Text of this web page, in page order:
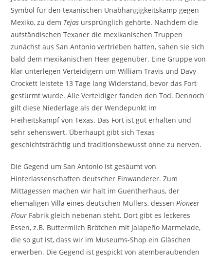
Symbol für den texanischen Unabhängigkeitskamp gegen
Mexiko, zu dem Tejas ursprünglich gehörte. Nachdem die
aufständischen Texaner die mexikanischen Truppen
zunächst aus San Antonio vertrieben hatten, sahen sie sich
bald dem mexikanischen Heer gegenüber. Eine Gruppe von
klar unterlegen Verteidigern um William Travis und Davy
Crockett leistete 13 Tage lang Widerstand, bevor das Fort
gestürmt wurde. Alle Verteidiger fanden den Tod. Dennoch
gilt diese Niederlage als der Wendepunkt im
Freiheitskampf von Texas. Das Fort ist gut erhalten und
sehr sehenswert. Überhaupt gibt sich Texas
geschichtsträchtig und traditionsbewusst ohne zu nerven.
Die Gegend um San Antonio ist gesäumt von
Hinterlassenschaften deutscher Einwanderer. Zum
Mittagessen machen wir halt im Guentherhaus, der
ehemaligen Villa eines deutschen Müllers, dessenPioneer
Flour Fabrik gleich nebenan steht. Dort gibt es leckeres
Essen, z.B. Buttermilch Brötchen mit Jalapeño Marmelade,
die so gut ist, dass wir im Museums-Shop ein Gläschen
erwerben. Die Gegend ist gespickt von atemberaubenden